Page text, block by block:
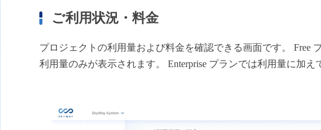
Linux SDK
SFU TURN
文字起こし β版
文字起こし β版
認証・認可
ご利用状況・料金
プロジェクトの利用量および料金を確認できる画面です。 Free
利用量のみが表示されます。 Enterprise プランでは利用量に加え